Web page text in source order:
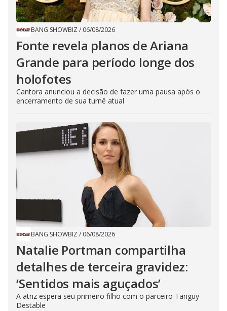
BANG SHOWBIZ / 06/08/2026
Fonte revela planos de Ariana
Grande para período longe dos
holofotes
Cantora anunciou a decisão de fazer uma pausa após o
encerramento de sua turnê atual
BANG SHOWBIZ / 06/08/2026
Natalie Portman compartilha
detalhes de terceira gravidez:
‘Sentidos mais aguçados’
A atriz espera seu primeiro filho com o parceiro Tanguy
Destable